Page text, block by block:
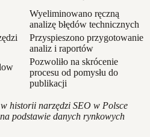
Wyeliminowano ręczną
analizę błędów technicznych
Przyspieszono przygotowanie
analiz i raportów
Pozwoliło na skrócenie
procesu od pomysłu do
publikacji
historii narzędzi SEO w Polsce
podstawie danych rynkowych